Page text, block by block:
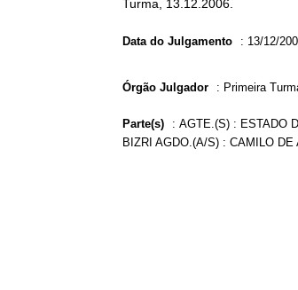
Turma, 13.12.2006.
Data do Julgamento : 13/12/
Órgão Julgador : Primeira
Parte(s) : AGTE.(S) : ESTADO
BIZRI AGDO.(A/S) : CAMILO